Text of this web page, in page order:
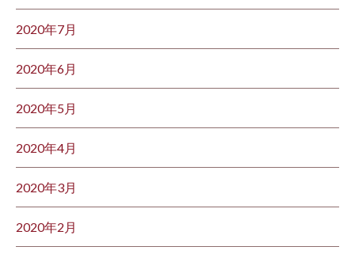
2020年7月
2020年6月
2020年5月
2020年4月
2020年3月
2020年2月